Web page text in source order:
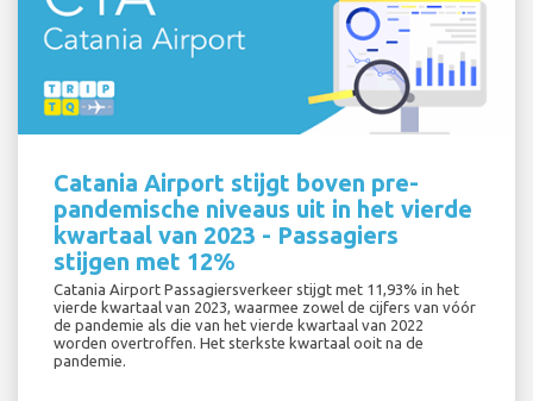
Catania Airport stijgt boven pre-
pandemische niveaus uit in het vierde
kwartaal van 2023 - Passagiers
stijgen met 12%
Catania Airport Passagiersverkeer stijgt met 11,93% in het
vierde kwartaal van 2023, waarmee zowel de cijfers van vóór
de pandemie als die van het vierde kwartaal van 2022
worden overtroffen. Het sterkste kwartaal ooit na de
pandemie.